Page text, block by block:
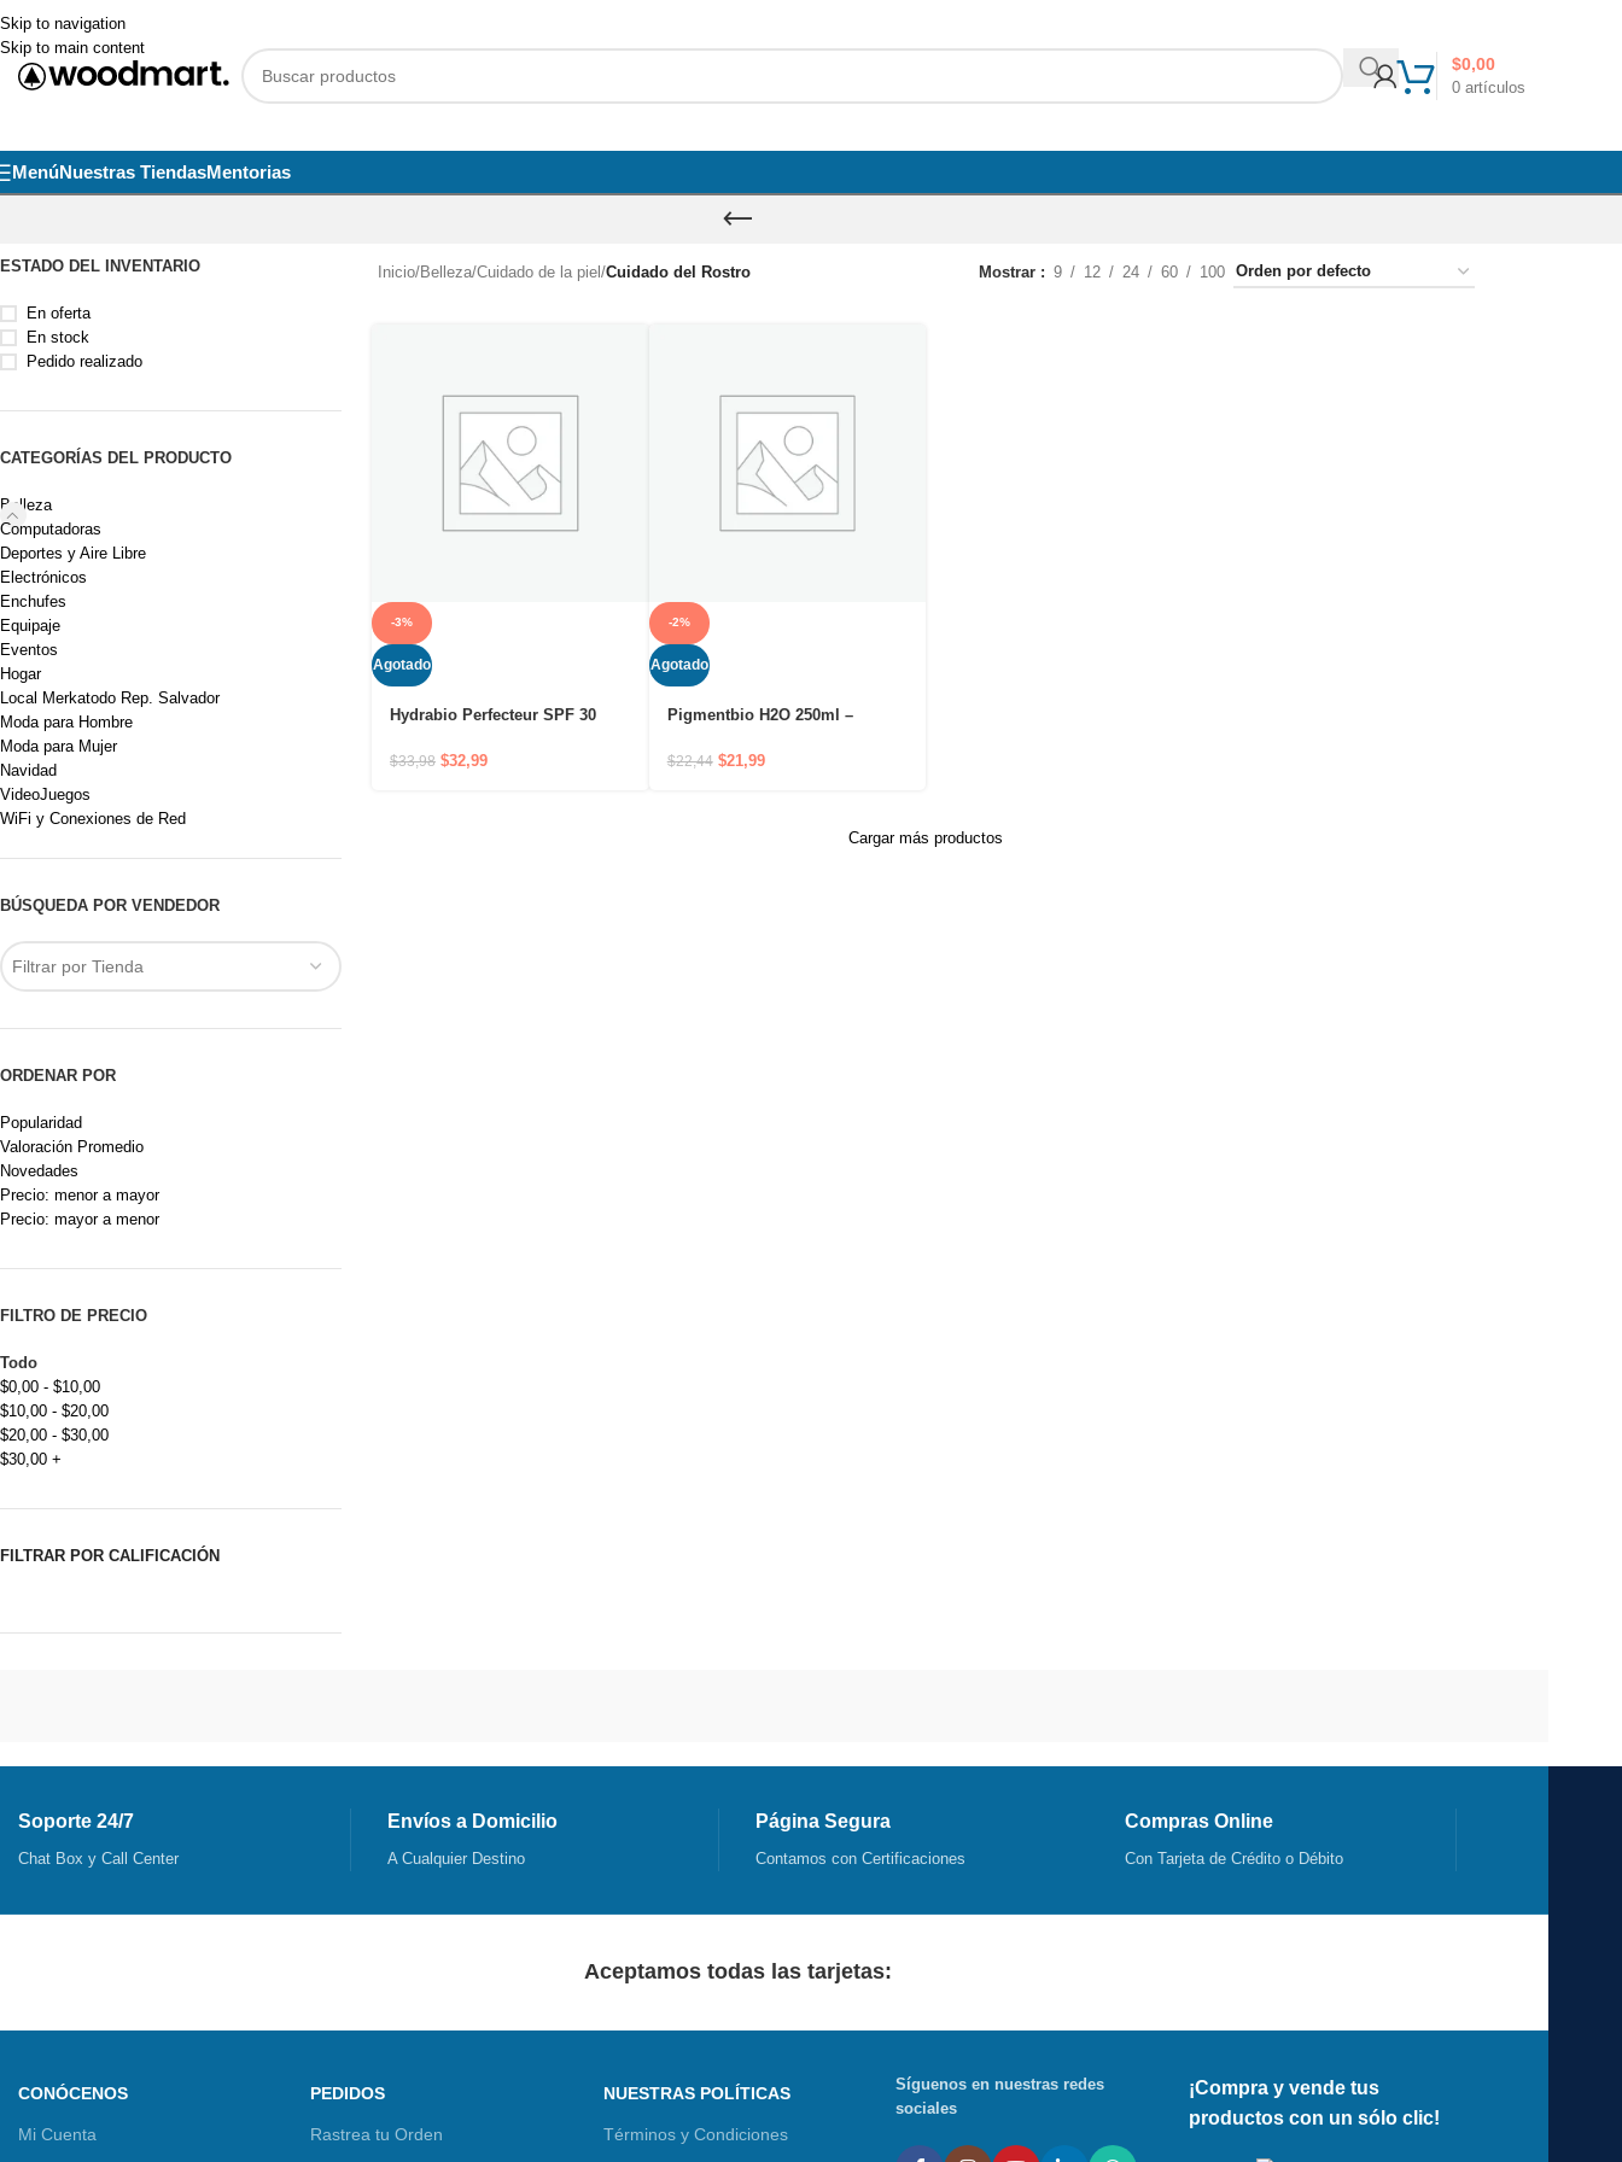
Skip to navigation
Skip to main content
0artículos
$0,00
MenúNuestras TiendasMentorias
ESTADO DEL INVENTARIO
En oferta
En stock
Pedido realizado
CATEGORÍAS DEL PRODUCTO
Belleza
Computadoras
Deportes y Aire Libre
Electrónicos
Enchufes
Equipaje
Eventos
Hogar
Local Merkatodo Rep. Salvador
Moda para Hombre
Moda para Mujer
Navidad
VideoJuegos
WiFi y Conexiones de Red
BÚSQUEDA POR VENDEDOR
Filtrar por Tienda
ORDENAR POR
Popularidad
Valoración Promedio
Novedades
Precio: menor a mayor
Precio: mayor a menor
FILTRO DE PRECIO
Todo
$0,00 - $10,00
$10,00 - $20,00
$20,00 - $30,00
$30,00 +
FILTRAR POR CALIFICACIÓN
Inicio/Belleza/Cuidado de la piel/Cuidado del Rostro Mostrar 9 12 24 60 100
-3%
Agotado
Hydrabio Perfecteur SPF 30
$33,98 $32,99
-2%
Agotado
Pigmentbio H2O 250ml –
Alta tolerancia.
$22,44 $21,99
Cargar más productos
Soporte 24/7
Chat Box y Call Center
Envíos a Domicilio
A Cualquier Destino
Página Segura
Contamos con Certificaciones
Compras Online
Con Tarjeta de Crédito o Débito
Aceptamos todas las tarjetas:
CONÓCENOS
Mi Cuenta
PEDIDOS
Rastrea tu Orden
NUESTRAS POLÍTICAS
Términos y Condiciones
Síguenos en nuestras redes
sociales
¡Compra y vende tus
productos con un sólo clic!